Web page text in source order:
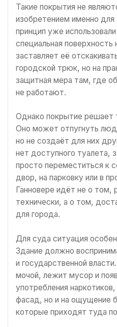
Такие покрытия не
изобретением именно
принцип уже
специальная
заставляет её
городской трюк, но на
защитная мера там, где
не работают.
Однако покрытие решает
Оно может отпугнуть
но не создаёт для них
нет доступного туалета,
просто переместиться к
двор, на парковку или в
Ганновере идёт не о том,
технически, а о том,
для города.
Для суда ситуация
Здание должно
и государственной
мочой, лежит мусор и
употребления
фасад, но и на ощущение
которые приходят туда